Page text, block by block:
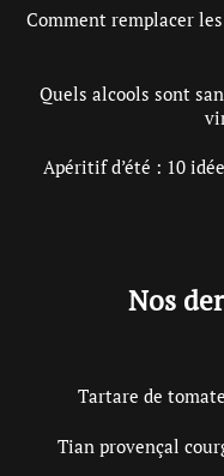
Comment remplacer
Quels alcools sont
Apéritif d’été : 10
Nos
Tartare de
Tian provençal